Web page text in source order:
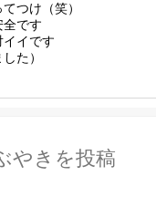
つけ（笑）
全です
イイです
た）
やきを投稿